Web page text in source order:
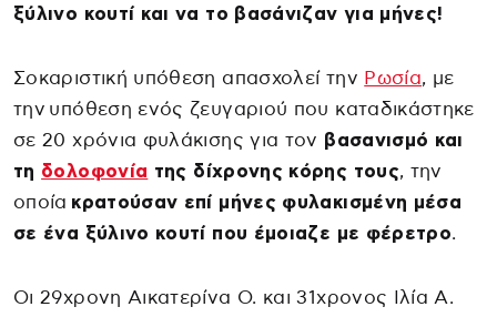
ξύλινο κουτί και να το βασάνιζαν για μήνες!
Σοκαριστική υπόθεση απασχολεί την Ρωσία, με
την υπόθεση ενός ζευγαριού που καταδικάστηκε
σε 20 χρόνια φυλάκισης για τον βασανισμό και
τη δολοφονία της δίχρονης κόρης τους, την
οποία κρατούσαν επί μήνες φυλακισμένη μέσα
σε ένα ξύλινο κουτί που έμοιαζε με φέρετρο.
Οι 29χρονη Αικατερίνα Ο. και 31χρονος Ιλία Α.